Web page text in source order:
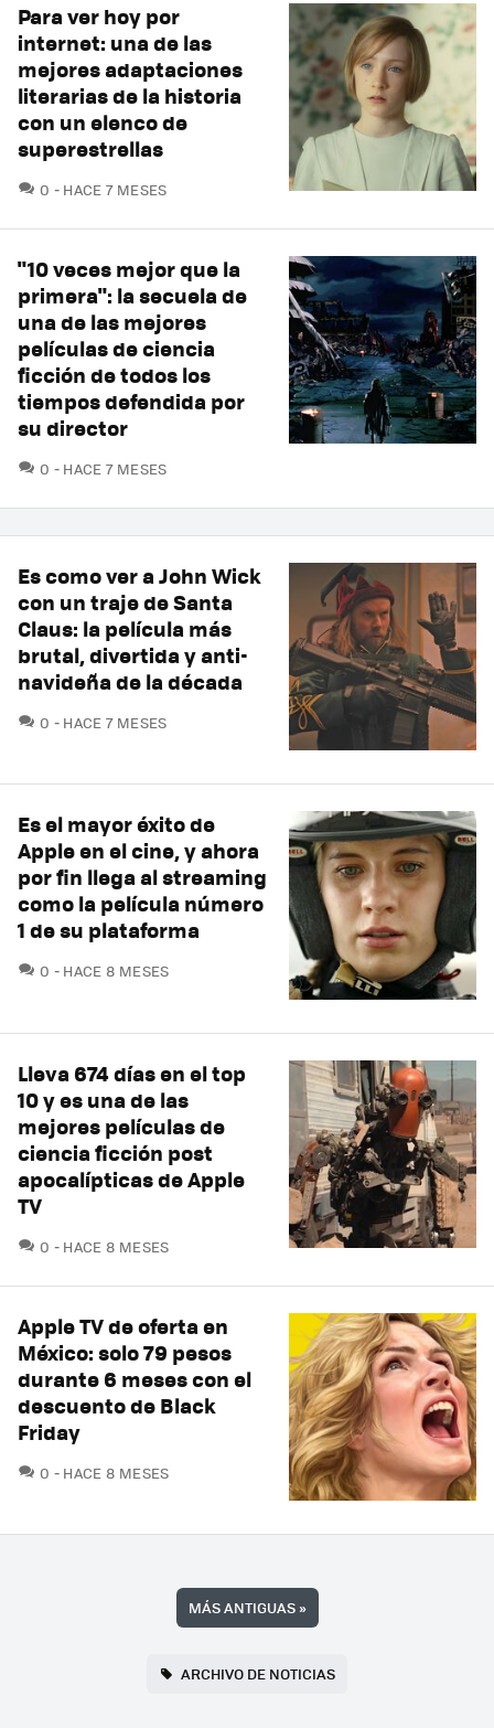
Para ver hoy por
internet: una de las
mejores adaptaciones
literarias de la historia
con un elenco de
superestrellas
0 COMENTARIOS
HACE 7 MESES
"10 veces mejor que la
primera": la secuela de
una de las mejores
películas de ciencia
ficción de todos los
tiempos defendida por
su director
0 COMENTARIOS
HACE 7 MESES
Es como ver a John Wick
con un traje de Santa
Claus: la película más
brutal, divertida y anti-
navideña de la década
0 COMENTARIOS
HACE 7 MESES
Es el mayor éxito de
Apple en el cine, y ahora
por fin llega al streaming
como la película número
1 de su plataforma
0 COMENTARIOS
HACE 8 MESES
Lleva 674 días en el top
10 y es una de las
mejores películas de
ciencia ficción post
apocalípticas de Apple
TV
0 COMENTARIOS
HACE 8 MESES
Apple TV de oferta en
México: solo 79 pesos
durante 6 meses con el
descuento de Black
Friday
0 COMENTARIOS
HACE 8 MESES
MÁS ANTIGUAS»
ARCHIVO DE NOTICIAS